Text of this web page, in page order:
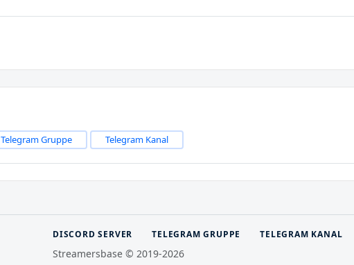
Telegram Gruppe Telegram Kanal
DISCORD SERVER TELEGRAM GRUPPE TELEGRAM KANAL
Streamersbase © 2019-2026